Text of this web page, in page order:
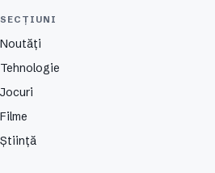
SECȚIUNI
Noutăți
Tehnologie
Jocuri
Filme
Știință